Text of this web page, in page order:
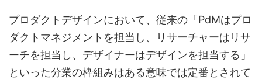
プロダクトデザインにおいて、従来の「PdMはプロ
ダクトマネジメントを担当し、リサーチャーはリサ
ーチを担当し、デザイナーはデザインを担当する」
といった分業の枠組みはある意味では定番とされて